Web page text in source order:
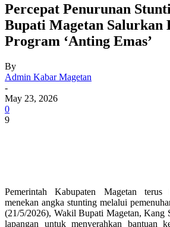
Percepat Penurunan
Bupati Magetan Salurkan
Program ‘Anting Emas’
By
Admin Kabar Magetan
-
May 23, 2026
0
9
Pemerintah Kabupaten Magetan
menekan angka stunting melalui
(21/5/2026), Wakil Bupati Magetan, Kang
lapangan untuk menyerahkan bantuan